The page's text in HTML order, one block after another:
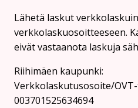
Lähetä laskut
verkkolaskuosoitteeseen.
eivät vastaanota laskuja
Riihimäen kaupunki:
Verkkolaskutusosoite/
003701525634694